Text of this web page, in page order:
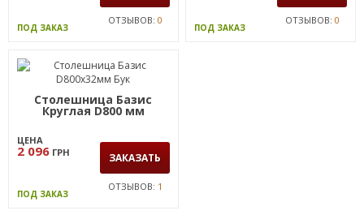
ПОД ЗАКАЗ
ОТЗЫВОВ: 0
ПОД ЗАКАЗ
ОТЗЫВОВ: 0
Столешница Базис
Круглая D800 мм
ЦЕНА
2 096 ГРН ЗАКАЗАТЬ
ПОД ЗАКАЗ
ОТЗЫВОВ: 1